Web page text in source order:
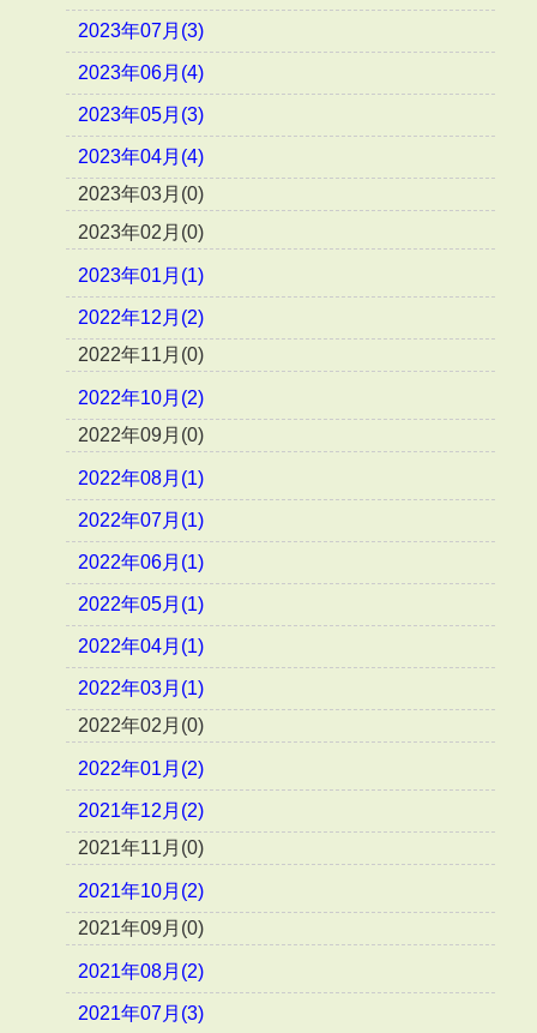
2023年07月(3)
2023年06月(4)
2023年05月(3)
2023年04月(4)
2023年03月(0)
2023年02月(0)
2023年01月(1)
2022年12月(2)
2022年11月(0)
2022年10月(2)
2022年09月(0)
2022年08月(1)
2022年07月(1)
2022年06月(1)
2022年05月(1)
2022年04月(1)
2022年03月(1)
2022年02月(0)
2022年01月(2)
2021年12月(2)
2021年11月(0)
2021年10月(2)
2021年09月(0)
2021年08月(2)
2021年07月(3)